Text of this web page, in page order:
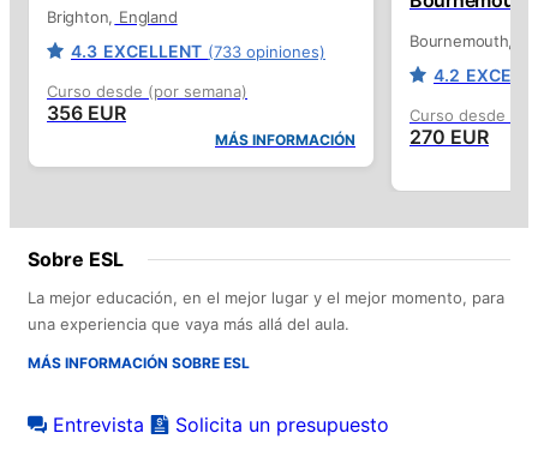
Brighton England
4.3 EXCELLENT (733 opiniones)
Curso desde (por semana)
356 EUR
MÁS INFORMACIÓN
Bournemouth
4.2
Curso desde
270 EUR
Sobre ESL
La mejor educación, en el mejor lugar y el mejor momento, para
una experiencia que vaya más allá del aula.
MÁS INFORMACIÓN SOBRE ESL
Entrevista Solicita un presupuesto